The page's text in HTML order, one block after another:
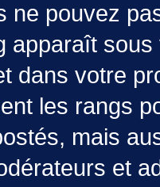
ne pouvez
apparaît
dans votre
les rangs
mais
et